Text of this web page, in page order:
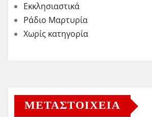
Εκκλησιαστικά
Ράδιο Μαρτυρία
Χωρίς κατηγορία
ΜΕΤΑΣΤΟΙΧΕΊΑ